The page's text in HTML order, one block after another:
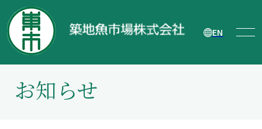
EN
お知らせ